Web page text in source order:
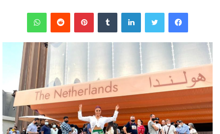
فيسبوك تويتر لينكدإن بينتيريست واتساب